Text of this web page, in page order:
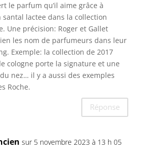
le parfum qu’il aime grâce à
santal lactee dans la collection
Une précision: Roger et Gallet
les nom de parfumeurs dans leur
Exemple: la collection de 2017
cologne porte la signature et une
nez… il y a aussi des exemples
Roche.
Réponse
sur 5 novembre 2023 à 13 h 05